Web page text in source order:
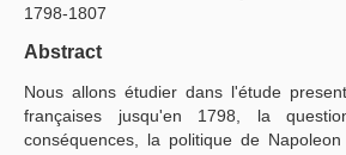
Kılavuzlar
1798-1807
Abstract
Nous allons étudier dans l'étude
françaises jusqu'en 1798, la
conséquences, la politique de